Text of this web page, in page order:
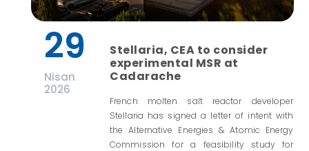
29
Nisan
2026
Stellaria, CEA to consider
experimental MSR at
Cadarache
French molten salt reactor developer
Stellaria has signed a letter of intent with
the Alternative Energies & Atomic Energy
Commission for a feasibility study for